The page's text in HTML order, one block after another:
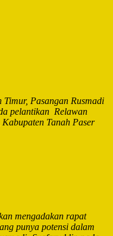
Pasangan Rusmadi
pelantikan Relawan
Tanah Paser
mengadakan rapat
punya potensi dalam